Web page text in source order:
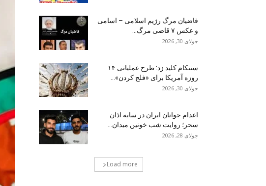
قاضیان مرگ رژیم اسلامی – اسامی
و عکس ۷ قاضی مرگ...
جولای 30, 2026
سنتکام کلید زد: طرح عملیاتی ۱۴
روزه آمریکا برای «فلج کردن»...
جولای 30, 2026
اعدام جوانان ایران در سایه اذان
سحر؛ روایت شب خونین میدان...
جولای 28, 2026
Load more